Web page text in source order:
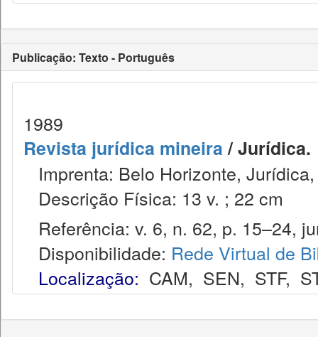
Publicação: Texto - Português
1989
Revista jurídica mineira/ Jurídica.
Imprenta: Belo Horizonte,
Descrição Física: 13 v. ; 22 cm
Referência: v. 6, n. 62, p. 15–24,
Disponibilidade: Rede Virtual de
Localização: CAM, SEN, STF,